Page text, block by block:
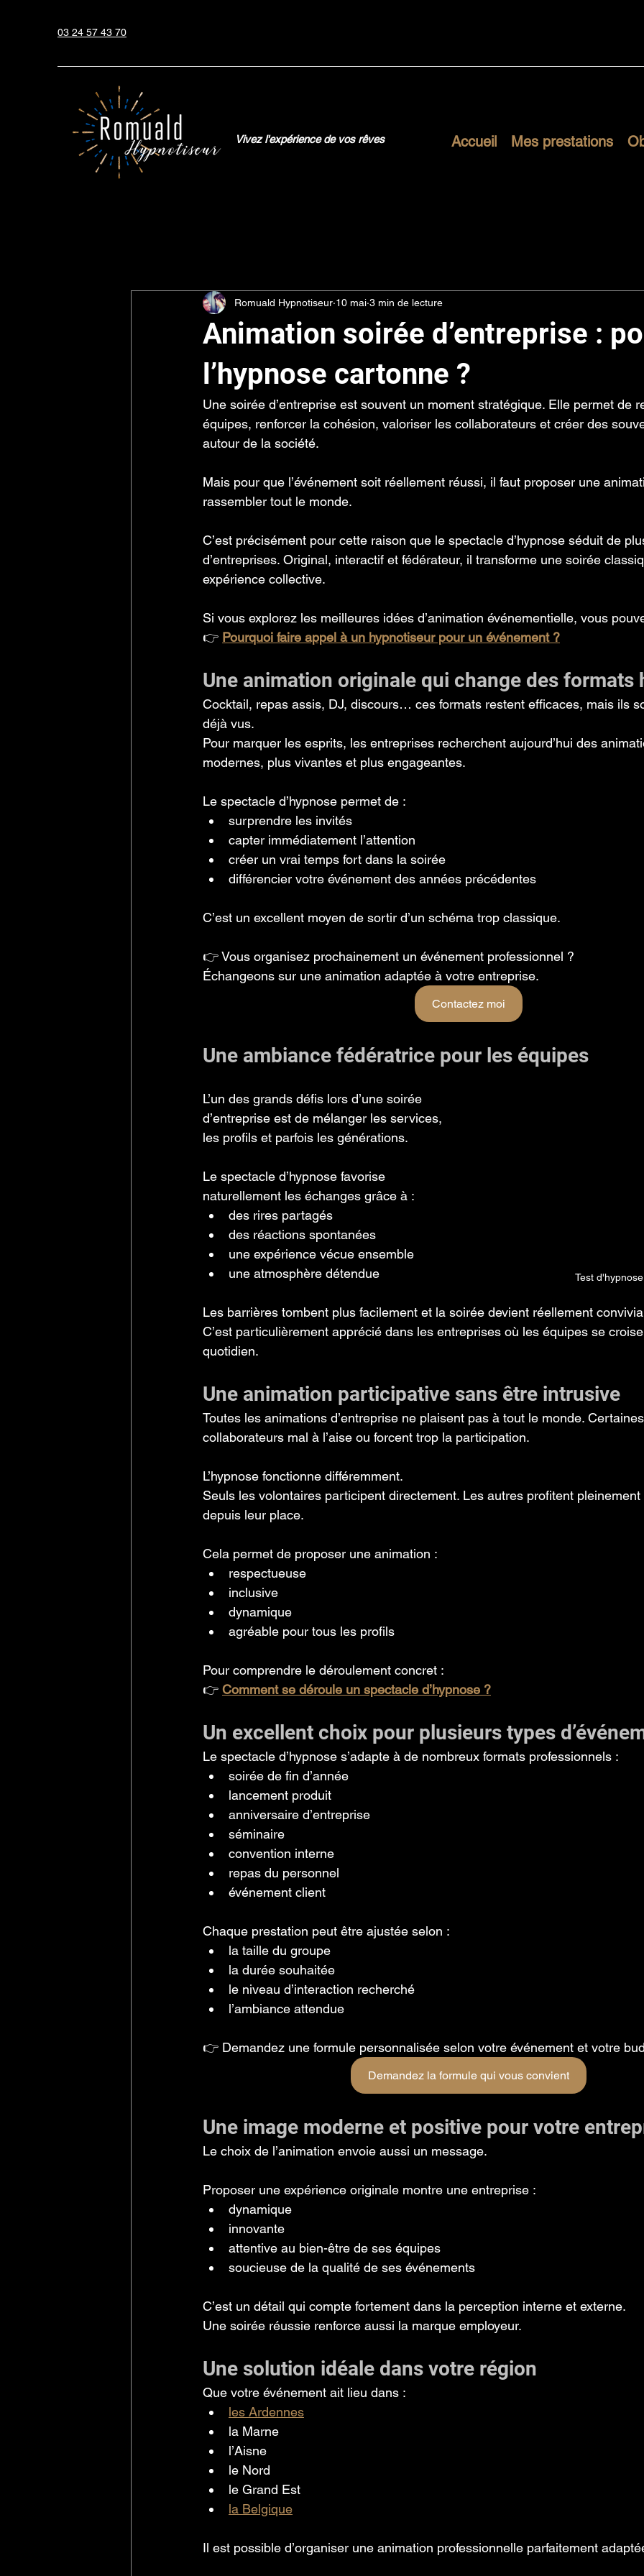
03 24 57 43 70
Vivez l'expérience de vos rêves Accueil Mes prestations
Animation soirée d’entreprise :
l’hypnose cartonne ?
Romuald Hypnotiseur 10 mai 3 min de lecture
Une soirée d’entreprise est souvent un moment stratégique. Elle permet de
équipes, renforcer la cohésion, valoriser les collaborateurs et créer des
autour de la société.
Mais pour que l’événement soit réellement réussi, il faut proposer une
rassembler tout le monde.
C’est précisément pour cette raison que le spectacle d’hypnose séduit de
d’entreprises. Original, interactif et fédérateur, il transforme une soirée
expérience collective.
Si vous explorez les meilleures idées d’animation événementielle, vous
👉 Pourquoi faire appel à un hypnotiseur pour un événement ?
Une animation originale qui change des formats
Cocktail, repas assis, DJ, discours… ces formats restent efficaces, mais ils
déjà vus.
Pour marquer les esprits, les entreprises recherchent aujourd’hui des
modernes, plus vivantes et plus engageantes.
Le spectacle d’hypnose permet de :
surprendre les invités
capter immédiatement l’attention
créer un vrai temps fort dans la soirée
différencier votre événement des années précédentes
C’est un excellent moyen de sortir d’un schéma trop classique.
👉 Vous organisez prochainement un événement professionnel ?
Échangeons sur une animation adaptée à votre entreprise.
Contactez moi
Une ambiance fédératrice pour les équipes
Test d'hypnose
L’un des grands défis lors d’une soirée
d’entreprise est de mélanger les services,
les profils et parfois les générations.
Le spectacle d’hypnose favorise
naturellement les échanges grâce à :
des rires partagés
des réactions spontanées
une expérience vécue ensemble
une atmosphère détendue
Les barrières tombent plus facilement et la soirée devient réellement
C’est particulièrement apprécié dans les entreprises où les équipes se
quotidien.
Une animation participative sans être intrusive
Toutes les animations d’entreprise ne plaisent pas à tout le monde.
collaborateurs mal à l’aise ou forcent trop la participation.
L’hypnose fonctionne différemment.
Seuls les volontaires participent directement. Les autres profitent
depuis leur place.
Cela permet de proposer une animation :
respectueuse
inclusive
dynamique
agréable pour tous les profils
Pour comprendre le déroulement concret :
👉 Comment se déroule un spectacle d’hypnose ?
Un excellent choix pour plusieurs types
Le spectacle d’hypnose s’adapte à de nombreux formats professionnels :
soirée de fin d’année
lancement produit
anniversaire d’entreprise
séminaire
convention interne
repas du personnel
événement client
Chaque prestation peut être ajustée selon :
la taille du groupe
la durée souhaitée
le niveau d’interaction recherché
l’ambiance attendue
👉 Demandez une formule personnalisée selon votre événement et votre
Demandez la formule qui vous convient
Une image moderne et positive pour votre
Le choix de l’animation envoie aussi un message.
Proposer une expérience originale montre une entreprise :
dynamique
innovante
attentive au bien-être de ses équipes
soucieuse de la qualité de ses événements
C’est un détail qui compte fortement dans la perception interne et externe.
Une soirée réussie renforce aussi la marque employeur.
Une solution idéale dans votre région
Que votre événement ait lieu dans :
les Ardennes
la Marne
l’Aisne
le Nord
le Grand Est
la Belgique
Il est possible d’organiser une animation professionnelle parfaitement